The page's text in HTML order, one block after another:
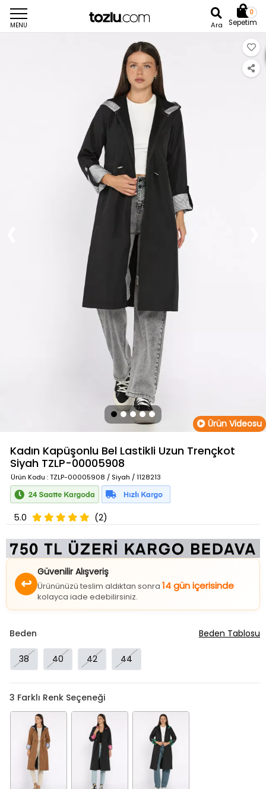
MENU Ara
0
Sepetim
Ürün Videosu
Kadın Kapüşonlu Bel Lastikli Uzun Trençkot
Siyah TZLP-00005908
Ürün Kodu : TZLP-00005908 / Siyah / 1128213
5.0 (2)
↩
Güvenilir Alışveriş
Ürününüzü teslim aldıktan sonra 14 gün içerisinde
kolayca iade edebilirsiniz.
Beden
38 40 42 44
Beden Tablosu
3 Farklı Renk Seçeneği